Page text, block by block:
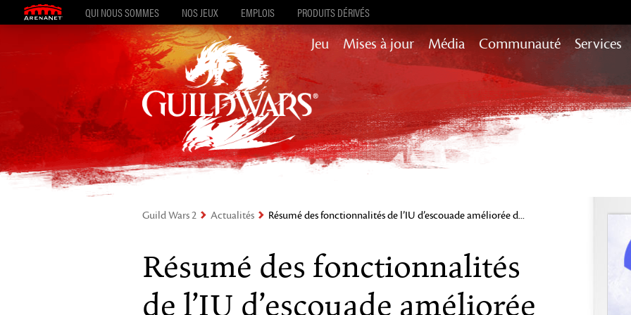
QUI NOUS SOMMES NOS JEUX EMPLOIS PRODUITS DÉRIVÉS
Jeu Mises à jour
Mises à jour de contenu pour l’histoire,
succès et encore plus
Heart of Thorns
Path of Fire
End of Dragons
Janthir Wilds
Média Communauté Services
Guild Wars 2 Actualités Résumé des fonctionnalités de l’IU d’escouade améliorée d...
Résumé des fonctionnalités
de l’IU d’escouade améliorée